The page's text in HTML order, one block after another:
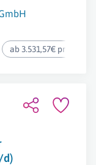
ab 3.531,57€ pro
d)